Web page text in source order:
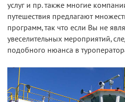
услуг и пр. также многие
путешествия предлагают
программ, так что если Вы не
увеселительных мероприятий,
подобного нюанса в